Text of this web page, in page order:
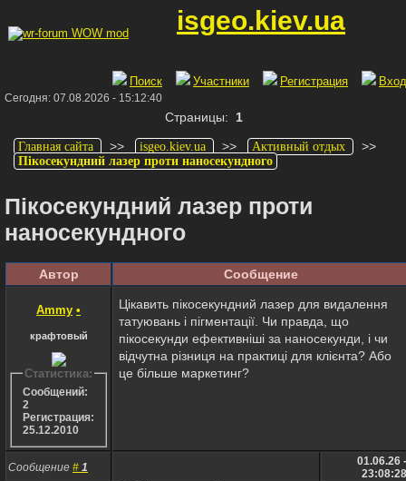
isgeo.kiev.ua
Поиск Участники Регистрация Вход
Сегодня: 07.08.2026 - 15:12:40
Страницы: 1
Главная сайта >> isgeo.kiev.ua >> Активный отдых >>
Пікосекундний лазер проти наносекундного
Пікосекундний лазер проти
наносекундного
Автор Сообщение
Ammy •
крафтовый
Статистика:
Сообщений:
2
Регистрация:
25.12.2010
Цікавить пікосекундний лазер для видалення
татуювань і пігментації. Чи правда, що
пікосекунди ефективніші за наносекунди, і чи
відчутна різниця на практиці для клієнта? Або
це більше маркетинг?
Сообщение # 1
01.06.26 -
23:08:28